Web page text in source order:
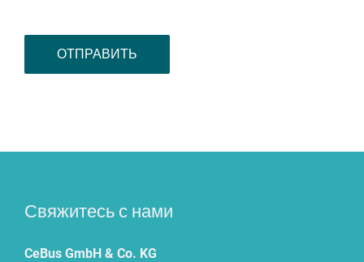
Свяжитесь с нами
CeBus GmbH & Co. KG